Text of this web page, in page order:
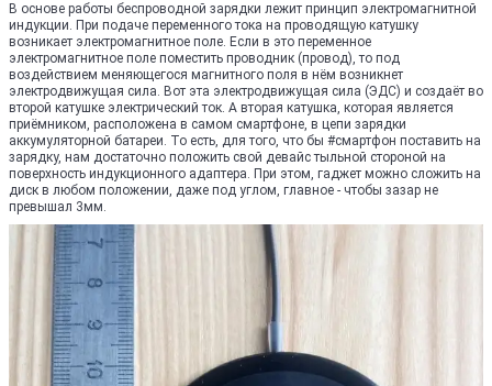
В основе работы беспроводной зарядки лежит принцип электромагнитной
индукции. При подаче переменного тока на проводящую катушку
возникает электромагнитное поле. Если в это переменное
электромагнитное поле поместить проводник (провод), то под
воздействием меняющегося магнитного поля в нём возникнет
электродвижущая сила. Вот эта электродвижущая сила (ЭДС) и создаёт во
второй катушке электрический ток. А вторая катушка, которая является
приёмником, расположена в самом смартфоне, в цепи зарядки
аккумуляторной батареи. То есть, для того, что бы #смартфон поставить на
зарядку, нам достаточно положить свой девайс тыльной стороной на
поверхность индукционного адаптера. При этом, гаджет можно сложить на
диск в любом положении, даже под углом, главное - чтобы зазар не
превышал 3мм.